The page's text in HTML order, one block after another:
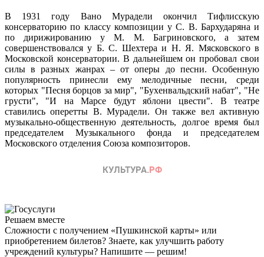
В 1931 году Вано Мурадели окончил Тифлисскую
консерваторию по классу композиции у С. В. Бархударяна и
по дирижированию у М. М. Багриновского, а затем
совершенствовался у Б. С. Шехтера и Н. Я. Мясковского в
Московской консерватории. В дальнейшем он пробовал свои
силы в разных жанрах – от оперы до песни. Особенную
популярность принесли ему мелодичные песни, среди
которых "Песня борцов за мир", "Бухенвальдский набат", "Не
грусти", "И на Марсе будут яблони цвести". В театре
ставились оперетты В. Мурадели. Он также вел активную
музыкально-общественную деятельность, долгое время был
председателем Музыкального фонда и председателем
Московского отделения Союза композиторов.
Решаем вместе
Сложности с получением «Пушкинской карты» или
приобретением билетов? Знаете, как улучшить работу
учреждений культуры? Напишите — решим!